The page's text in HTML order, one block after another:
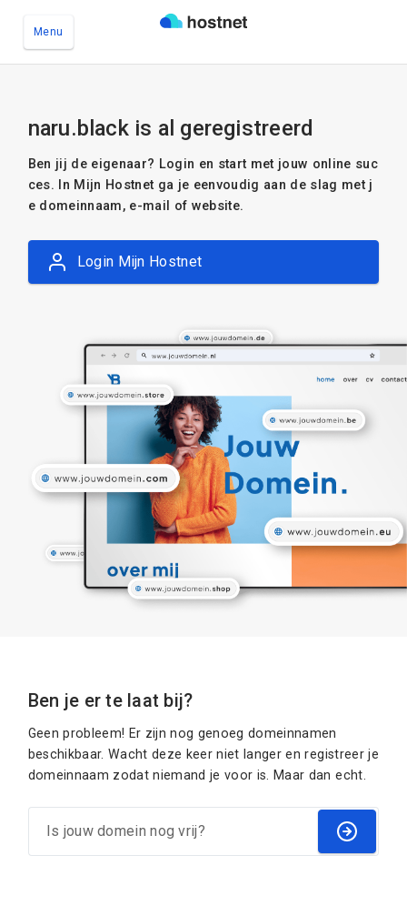
Menu
naru.black is al geregistreerd
Ben jij de eigenaar? Login en start met jouw online suc
ces. In Mijn Hostnet ga je eenvoudig aan de slag met j
e domeinnaam, e-mail of website.
Login Mijn Hostnet
Ben je er te laat bij?
Geen probleem! Er zijn nog genoeg domeinnamen
beschikbaar. Wacht deze keer niet langer en registreer je
domeinnaam zodat niemand je voor is. Maar dan echt.